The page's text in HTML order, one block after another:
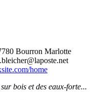
Bourron Marlotte
home
bois et des eaux-forte...